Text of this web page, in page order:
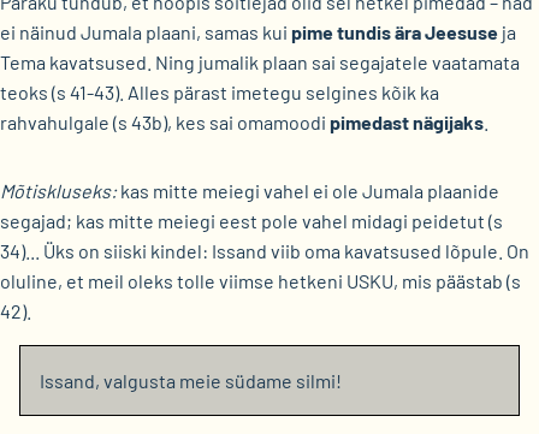
ei näinud Jumala plaani, samas kui pime tundis ära Jeesuse ja
Tema kavatsused. Ning jumalik plaan sai segajatele vaatamata
teoks (s 41-43). Alles pärast imetegu selgines kõik ka
rahvahulgale (s 43b), kes sai omamoodi pimedast nägijaks
Mõtiskluseks:kas mitte meiegi vahel ei ole Jumala plaanide
segajad; kas mitte meiegi eest pole vahel midagi peidetut (s
34)... Üks on siiski kindel: Issand viib oma kavatsused lõpule. On
oluline, et meil oleks tolle viimse hetkeni USKU, mis päästab (s
42).
Issand, valgusta meie südame silmi!